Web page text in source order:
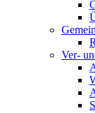
Ver-